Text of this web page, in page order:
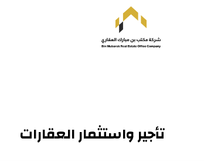
تأجير واستثمار العقارات